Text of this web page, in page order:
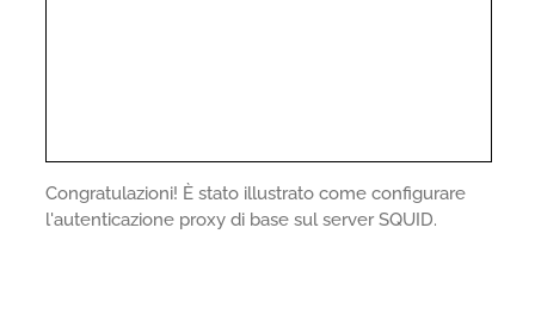
Congratulazioni! È stato illustrato come configurare
l'autenticazione proxy di base sul server SQUID.